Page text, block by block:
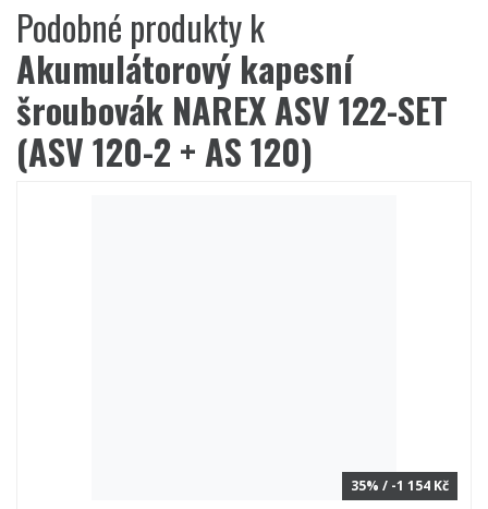
Podobné produkty k
Akumulátorový kapesní
šroubovák NAREX ASV 122-SET
(ASV 120-2 + AS 120)
35% / -1 154 Kč